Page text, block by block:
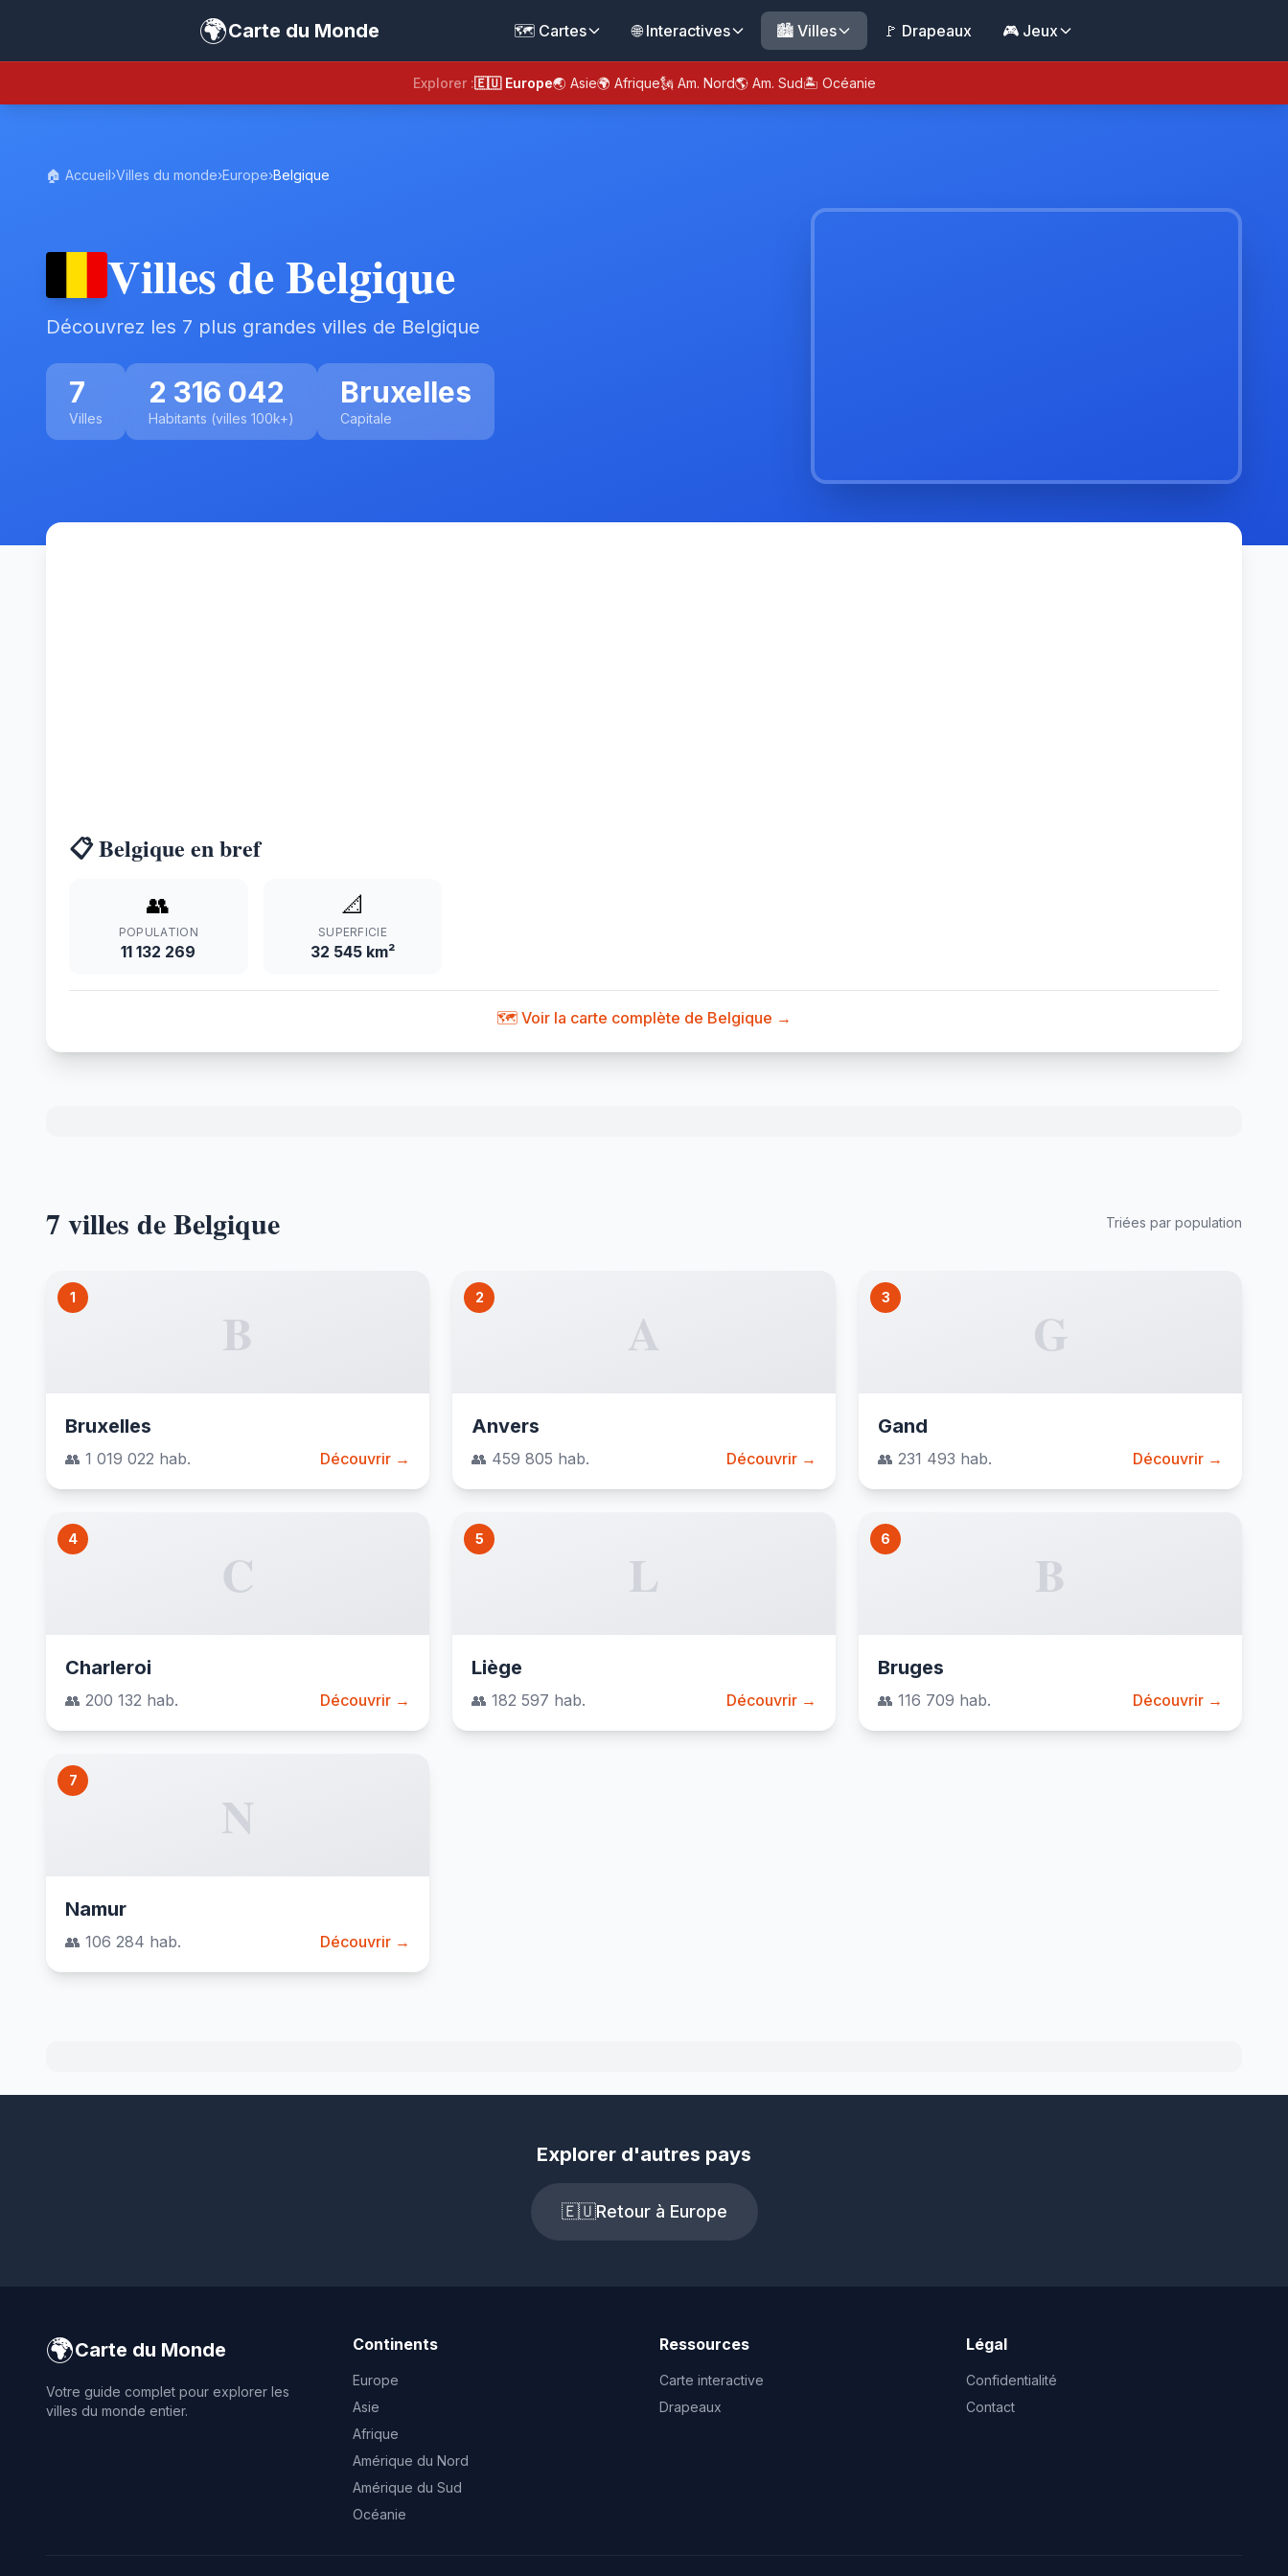
🌍Carte du Monde 🗺️ Cartes 🌐 Interactives 🏙️ Villes 🚩 Drapeaux 🎮 Jeux
Explorer :🇪🇺 Europe🌏 Asie🌍 Afrique🗽 Am. Nord🌎 Am. Sud🏝️ Océanie
🏠 Accueil›Villes du monde›Europe›Belgique
Villes de Belgique
Découvrez les 7 plus grandes villes de Belgique
7
Villes
2 316 042
Habitants (villes 100k+)
Bruxelles
Capitale
📋 Belgique en bref
👥
POPULATION
11 132 269
📐
SUPERFICIE
32 545 km²
🗺️ Voir la carte complète de Belgique →
7 villes de Belgique Triées par population
1
B
Bruxelles
👥 1 019 022 hab. Découvrir →
2
A
Anvers
👥 459 805 hab. Découvrir →
3
G
Gand
👥 231 493 hab. Découvrir →
4
C
Charleroi
👥 200 132 hab. Découvrir →
5
L
Liège
👥 182 597 hab. Découvrir →
6
B
Bruges
👥 116 709 hab. Découvrir →
7
N
Namur
👥 106 284 hab. Découvrir →
Explorer d'autres pays
🇪🇺Retour à Europe
🌍Carte du Monde
Votre guide complet pour explorer les
villes du monde entier.
Continents
Europe
Asie
Afrique
Amérique du Nord
Amérique du Sud
Océanie
Ressources
Carte interactive
Drapeaux
Légal
Confidentialité
Contact